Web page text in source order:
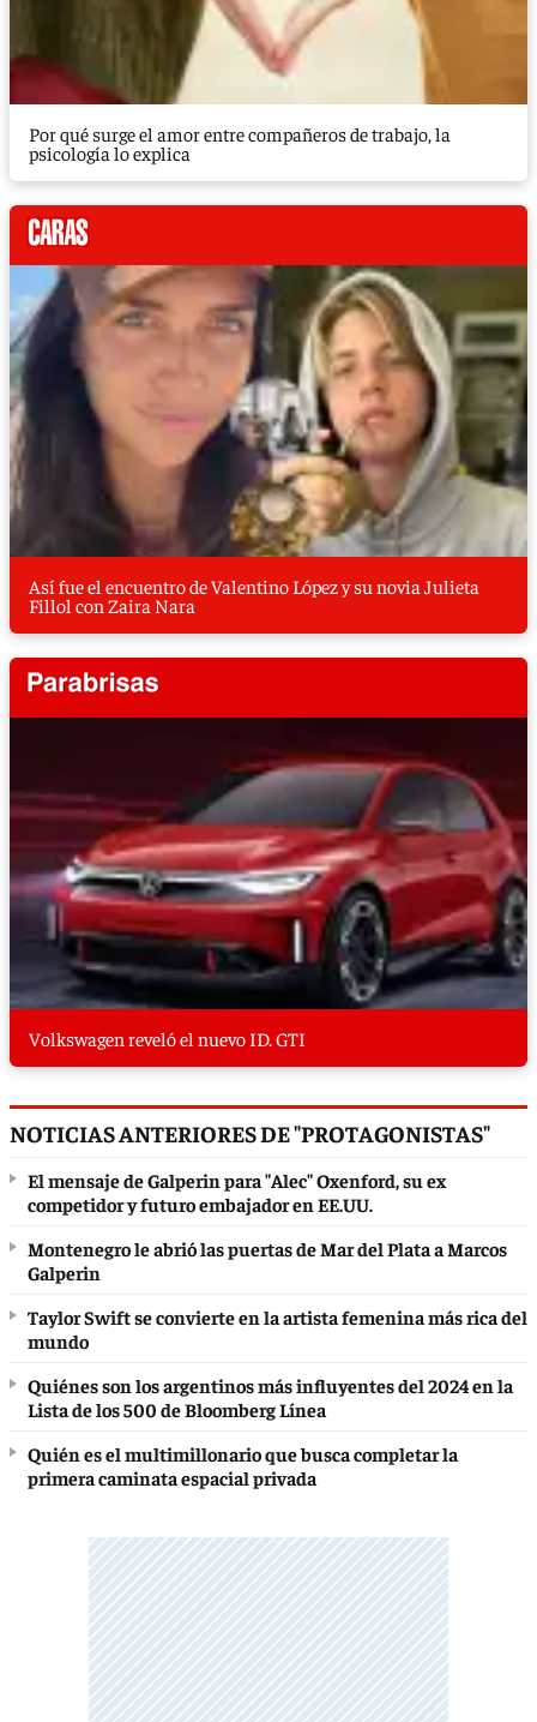
Por qué surge el amor entre compañeros de trabajo, la
psicología lo explica
Así fue el encuentro de Valentino López y su novia Julieta
Fillol con Zaira Nara
Volkswagen reveló el nuevo ID. GTI
NOTICIAS ANTERIORES DE "PROTAGONISTAS"
El mensaje de Galperin para "Alec" Oxenford, su ex
competidor y futuro embajador en EE.UU.
Montenegro le abrió las puertas de Mar del Plata a Marcos
Galperin
Taylor Swift se convierte en la artista femenina más rica del
mundo
Quiénes son los argentinos más influyentes del 2024 en la
Lista de los 500 de Bloomberg Línea
Quién es el multimillonario que busca completar la
primera caminata espacial privada